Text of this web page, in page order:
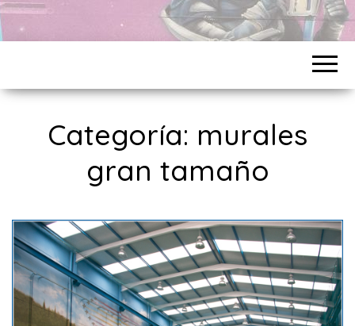
Categoría: murales
gran tamaño